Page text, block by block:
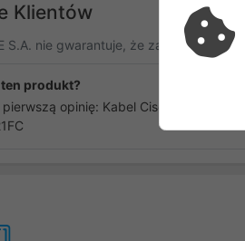
Klientów
S.A. nie gwarantuje, że
produkt?
opinię: Kabel Cisco X.21 CAB-